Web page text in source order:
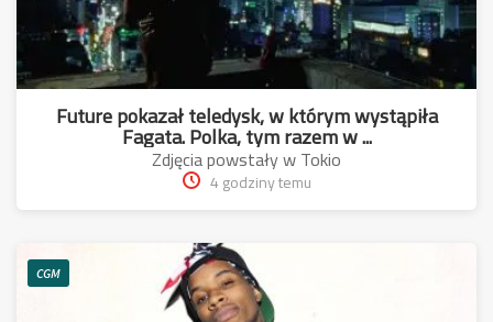
Future pokazał teledysk, w którym wystąpiła
Fagata. Polka, tym razem w ...
Zdjęcia powstały w Tokio
4 godziny temu
CGM